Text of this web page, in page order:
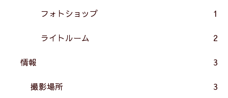
フォトショップ 1
ライトルーム 2
情報 3
撮影場所 3